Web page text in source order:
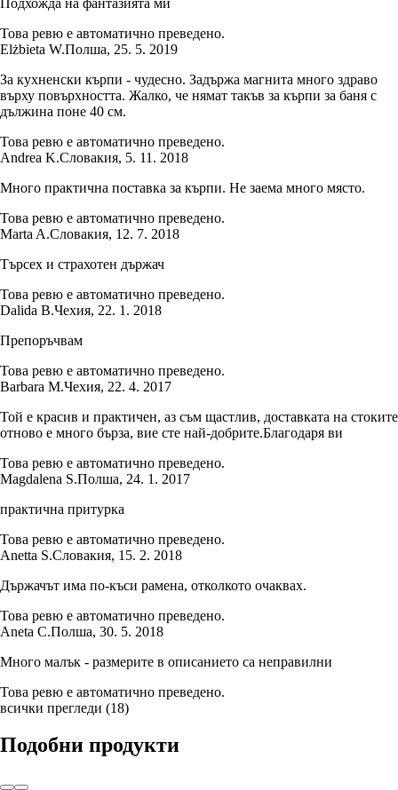
Това ревю е автоматично преведено.
Elżbieta W.Полша, 25. 5. 2019
За кухненски кърпи - чудесно. Задържа магнита много здраво
върху повърхността. Жалко, че нямат такъв за кърпи за баня с
дължина поне 40 см.
Това ревю е автоматично преведено.
Andrea K.Словакия, 5. 11. 2018
Много практична поставка за кърпи. Не заема много място.
Това ревю е автоматично преведено.
Marta A.Словакия, 12. 7. 2018
Търсех и страхотен държач
Това ревю е автоматично преведено.
Dalida B.Чехия, 22. 1. 2018
Препоръчвам
Това ревю е автоматично преведено.
Barbara M.Чехия, 22. 4. 2017
Той е красив и практичен, аз съм щастлив, доставката на стоките
отново е много бърза, вие сте най-добрите.Благодаря ви
Това ревю е автоматично преведено.
Magdalena S.Полша, 24. 1. 2017
практична притурка
Това ревю е автоматично преведено.
Anetta S.Словакия, 15. 2. 2018
Държачът има по-къси рамена, отколкото очаквах.
Това ревю е автоматично преведено.
Aneta C.Полша, 30. 5. 2018
Много малък - размерите в описанието са неправилни
Това ревю е автоматично преведено.
всички прегледи (18)
Подобни продукти